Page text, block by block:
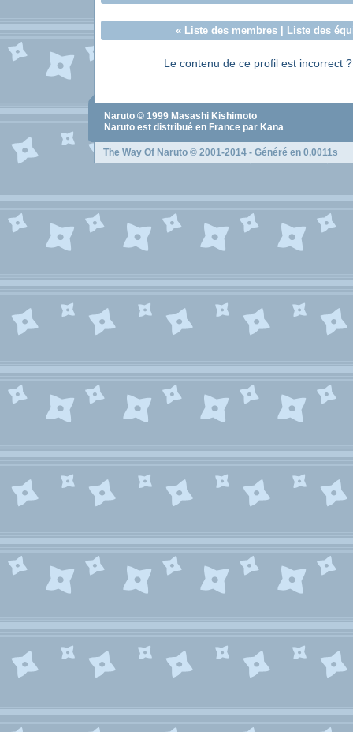
« Liste des membres| Liste des
Le contenu de ce profil est incorrect
Naruto © 1999 Masashi Kishimoto
Naruto est distribué en France par Kana
The Way Of Naruto © 2001-2014 - Généré en 0,0011s